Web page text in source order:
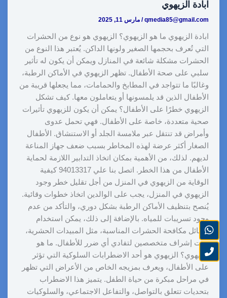
ابادة الزيهوي
qmedia85@gmail.com
/مارس 11, 2025
ابادة الزيهوي ما هو الزيهوي؟ الزيهوي هو نوع من الحشرات
التي تُعرف بحجمها الصغير ولونها الداكن. يُعتبر هذا النوع من
الحشرات مشكلة شائعة في المنازل ويمكن أن يكون له تأثير
سلبي على صحة الأطفال. تظهر الزيهوي في الأماكن الرطبة،
وغالبًا ما تتواجد في المطابخ والحمامات، مما يجعلها قريبة من
الأطفال الذين قد يلمسونها أو يتعاملون معها. كيف تشكل
الزيهوي خطرًا على الأطفال؟ يمكن أن يكون للزيهوي تأثيرات
صحية متعددة، خاصة على الأطفال. فهي تحمل عدوى
وأمراض قد تنتقل عبر ملامسة الجلد أو الاستنشاق. الأطفال
الصغار أكثر عرضة لهذه المخاطر بسبب ضعف جهاز المناعة
لديهم. لذلك، من الأهمية بمكان اتخاذ التدابير اللازمة لحماية
الأطفال من هذا الخطر. اتصل بنا علي 94013317 كيفية
الوقاية من الزيهوي في المنزل من أجل تقليل خطر وجود
الزيهوي في المنزل، يجب على الوالدين اتخاذ خطوات وقائية.
يُنصح بتنظيف الأماكن الرطبة بشكل دوري، والتأكد من عدم
وجود تسريبات للمياه. بالإضافة إلى ذلك، يمكن استخدام
وسائل مكافحة الحشرات المناسبة، مثل المبيدات الحشرية،
تحت إشراف متخصصين لتفادي أي ضرر للأطفال. ما هو
الزيهوي؟ الزيهوي هو أحد الاضطرابات السلوكية التي تؤثر
على الأطفال، ويعرف بمزيجه الخاص من الأعراض التي تظهر
في مراحل مبكرة من حياة الطفل. يتميز هذا الاضطراب
بتحديات تتعلق بالتواصل، والتفاعل الاجتماعي، والسلوكيات